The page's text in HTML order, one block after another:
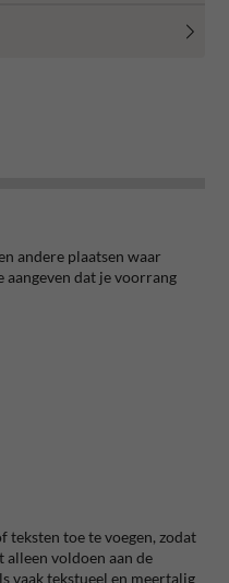
andere plaatsen waar
dat je voorrang
toe te voegen, zodat
voldoen aan de
vaak tekstueel en meertalig